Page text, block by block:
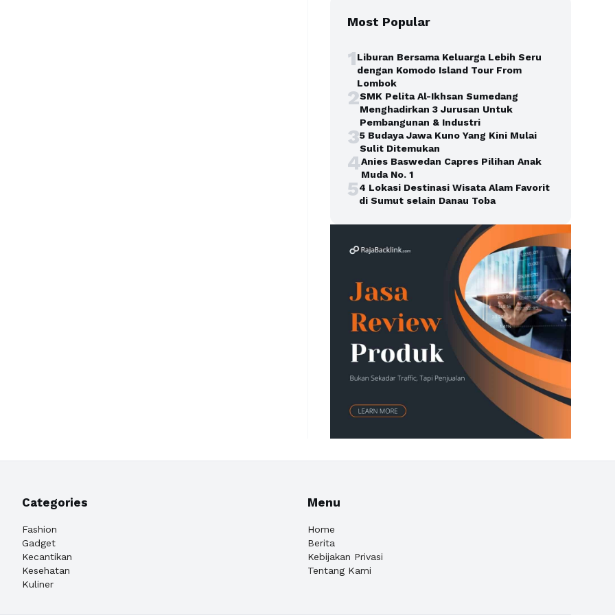
Most Popular
1Liburan Bersama Keluarga Lebih Seru
dengan Komodo Island Tour From
Lombok
2SMK Pelita Al-Ikhsan Sumedang
Menghadirkan 3 Jurusan Untuk
Pembangunan & Industri
35 Budaya Jawa Kuno Yang Kini Mulai
Sulit Ditemukan
4Anies Baswedan Capres Pilihan Anak
Muda No. 1
54 Lokasi Destinasi Wisata Alam Favorit
di Sumut selain Danau Toba
Categories
Fashion
Gadget
Kecantikan
Kesehatan
Kuliner
Menu
Home
Berita
Kebijakan Privasi
Tentang Kami